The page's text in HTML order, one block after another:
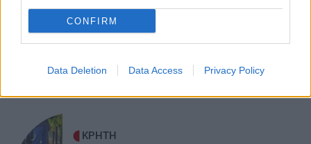
CONFIRM
Data Deletion Data Access Privacy Policy
18:33
ΚΟΣΜΟΣ
Θέουτα: Αγώνας δρόμου η ταυτοποίηση των
μεταναστών - Σχέδια για ταφή των νεκρών και
μεταφορά των ανηλίκων
ΟΟΣΑ: Πρωταθλήτρια στην απώλεια
εισοδήματος η Ελλάδα
ΚΡΗΤΗ